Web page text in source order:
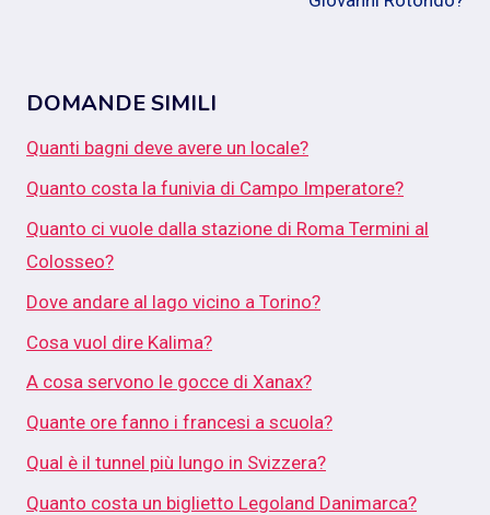
DOMANDE SIMILI
Quanti bagni deve avere un locale?
Quanto costa la funivia di Campo Imperatore?
Quanto ci vuole dalla stazione di Roma Termini al
Colosseo?
Dove andare al lago vicino a Torino?
Cosa vuol dire Kalima?
A cosa servono le gocce di Xanax?
Quante ore fanno i francesi a scuola?
Qual è il tunnel più lungo in Svizzera?
Quanto costa un biglietto Legoland Danimarca?